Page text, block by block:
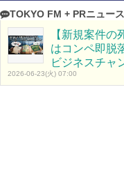
TOKYO FM + PRニュース
【新規案件
はコンペ即脱
ビジネスチャ
2026-06-23(火) 07:00